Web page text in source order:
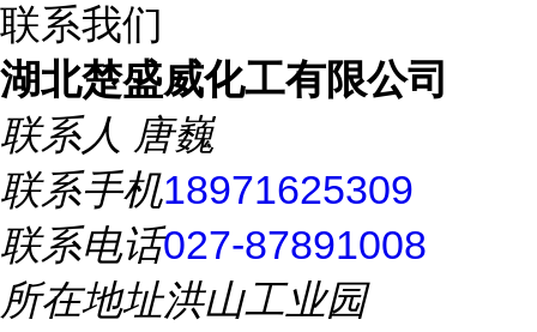
联系我们
湖北楚盛威化工有限公司
联系人 唐巍
联系手机18971625309
联系电话027-87891008
所在地址洪山工业园